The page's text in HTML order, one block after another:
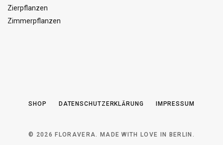
Zierpflanzen
Zimmerpflanzen
SHOP DATENSCHUTZERKLÄRUNG IMPRESSUM
© 2026 FLORAVERA. MADE WITH LOVE IN BERLIN.